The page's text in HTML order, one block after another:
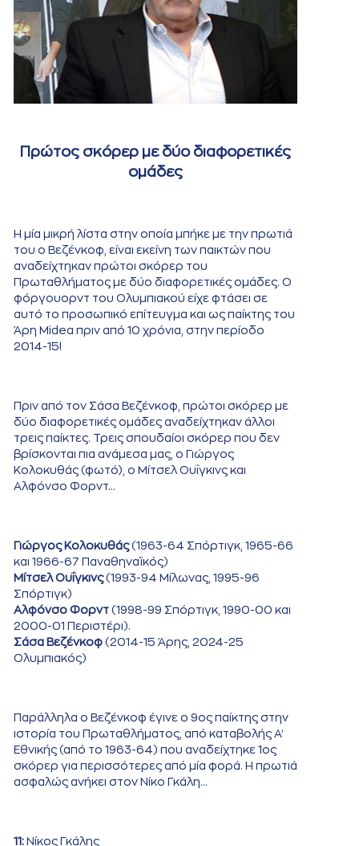
Πρώτος σκόρερ με δύο διαφορετικές
ομάδες
Η μία μικρή λίστα στην οποία μπήκε με την πρωτιά
του ο Βεζένκοφ, είναι εκείνη των παικτών που
αναδείχτηκαν πρώτοι σκόρερ του
Πρωταθλήματος με δύο διαφορετικές ομάδες. Ο
φόργουορντ του Ολυμπιακού είχε φτάσει σε
αυτό το προσωπικό επίτευγμα και ως παίκτης του
Άρη Midea πριν από 10 χρόνια, στην περίοδο
2014-15!
Πριν από τον Σάσα Βεζένκοφ, πρώτοι σκόρερ με
δύο διαφορετικές ομάδες αναδείχτηκαν άλλοι
τρεις παίκτες. Τρεις σπουδαίοι σκόρερ που δεν
βρίσκονται πια ανάμεσα μας, ο Γιώργος
Κολοκυθάς (φωτό), ο Μίτσελ Ουΐγκινς και
Αλφόνσο Φορντ…
Γιώργος Κολοκυθάς(1963-64 Σπόρτιγκ, 1965-66
και 1966-67 Παναθηναϊκός)
Μίτσελ Ουΐγκινς(1993-94 Μίλωνας, 1995-96
Σπόρτιγκ)
Αλφόνσο Φορντ (1998-99 Σπόρτιγκ, 1990-00 και
2000-01 Περιστέρι).
Σάσα Βεζένκοφ (2014-15 Άρης, 2024-25
Ολυμπιακός)
Παράλληλα ο Βεζένκοφ έγινε ο 9ος παίκτης στην
ιστορία του Πρωταθλήματος, από καταβολής Α’
Εθνικής (από το 1963-64) που αναδείχτηκε 1ος
σκόρερ για περισσότερες από μία φορά. Η πρωτιά
ασφαλώς ανήκει στον Νίκο Γκάλη…
11: Νίκος Γκάλης